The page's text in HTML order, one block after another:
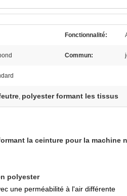
Fonctionnalité:
Commun:
, polyester formant les tissus
la ceinture pour la machine
polyester
une perméabilité à l'air différente